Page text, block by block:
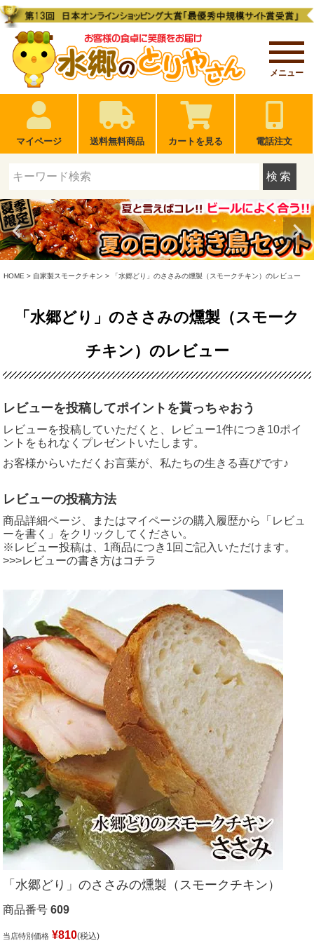
メニュー
マイページ 送料無料商品 カートを見る 電話注文
検索
HOME 自家製スモークチキン 「水郷どり」のささみの燻製（スモークチキン）のレビュー
「水郷どり」のささみの燻製（スモーク
チキン）のレビュー
レビューを投稿してポイントを貰っちゃおう
レビューを投稿していただくと、レビュー1件につき10ポイ
ントをもれなくプレゼントいたします。
お客様からいただくお言葉が、私たちの生きる喜びです♪
レビューの投稿方法
商品詳細ページ、またはマイページの購入履歴から「レビュ
ーを書く」をクリックしてください。
※レビュー投稿は、1商品につき1回ご記入いただけます。
>>>レビューの書き方はコチラ
「水郷どり」のささみの燻製（スモークチキン）
商品番号 609
当店特別価格 ¥810 税込